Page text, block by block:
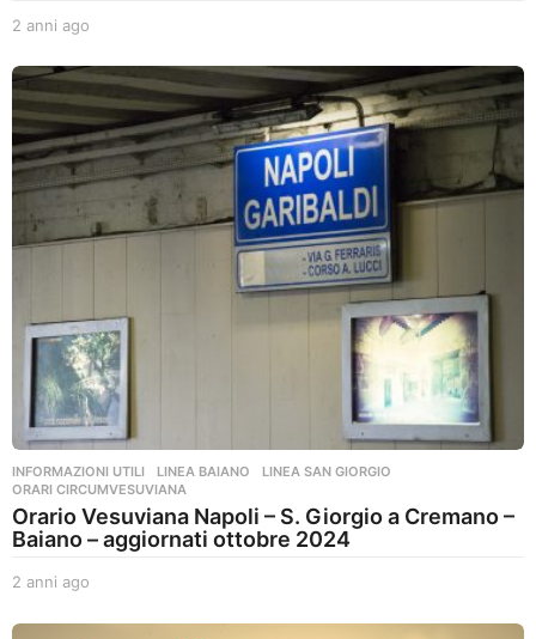
2 anni ago
n
n
i
a
g
o
INFORMAZIONI UTILI ,LINEA BAIANO ,LINEA SAN GIORGIO
ORARI CIRCUMVESUVIANA
Orario Vesuviana Napoli – S. Giorgio a Cremano –
Baiano – aggiornati ottobre 2024
2 anni ago
n